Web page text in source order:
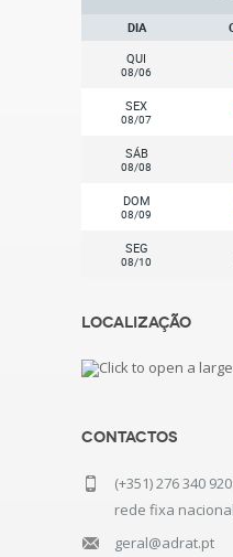
DIA
QUI
08/06
SEX
08/07
SÁB
08/08
DOM
08/09
SEG
08/10
Localização
Contactos
(+351) 276 340
rede fixa
geral@adrat.pt